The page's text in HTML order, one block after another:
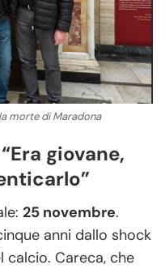
morte di Maradona
giovane,
25 novembre.
anni dallo shock
Careca, che